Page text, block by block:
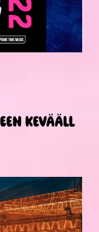
kevääll